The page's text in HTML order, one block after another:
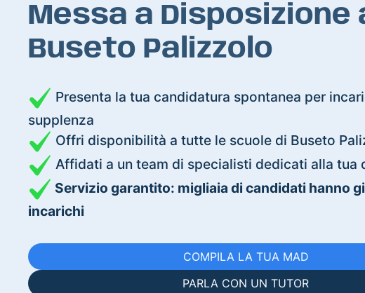
Messa a Disposizione
Buseto Palizzolo
Presenta la tua candidatura spontanea per
supplenza
Offri disponibilità a tutte le scuole di Buseto
Affidati a un team di specialisti dedicati alla tua
Servizio garantito: migliaia di candidati hanno
incarichi
COMPILA LA TUA MAD
PARLA CON UN TUTOR